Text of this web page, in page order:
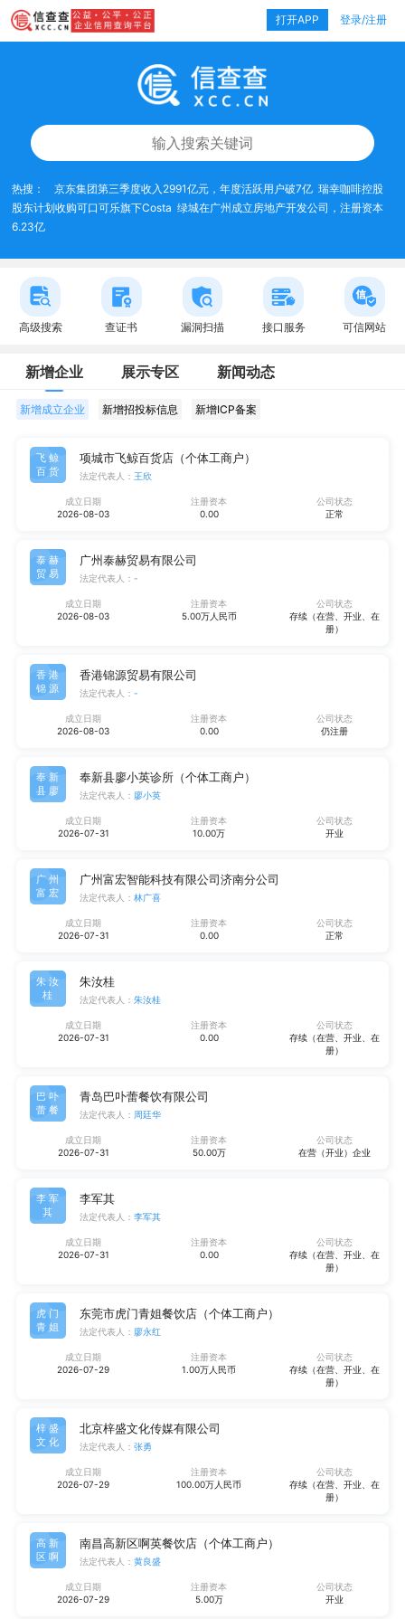
打开APP 登录/注册
热搜： 京东集团第三季度收入2991亿元，年度活跃用户破7亿 瑞幸咖啡控股
股东计划收购可口可乐旗下Costa 绿城在广州成立房地产开发公司，注册资本
6.23亿
高级搜索 查证书 漏洞扫描 接口服务 可信网站
新增企业 展示专区 新闻动态
新增成立企业 新增招投标信息 新增ICP备案
飞鲸
百货
项城市飞鲸百货店（个体工商户）
法定代表人： 王欣
成立日期
2026-08-03
注册资本
0.00
公司状态
正常
泰赫
贸易
广州泰赫贸易有限公司
法定代表人： -
成立日期
2026-08-03
注册资本
5.00万人民币
公司状态
存续（在营、开业、在
册）
香港
锦源
香港锦源贸易有限公司
法定代表人： -
成立日期
2026-08-03
注册资本
0.00
公司状态
仍注册
奉新
县廖
奉新县廖小英诊所（个体工商户）
法定代表人： 廖小英
成立日期
2026-07-31
注册资本
10.00万
公司状态
开业
广州
富宏
广州富宏智能科技有限公司济南分公司
法定代表人： 林广喜
成立日期
2026-07-31
注册资本
0.00
公司状态
正常
朱汝
桂
朱汝桂
法定代表人： 朱汝桂
成立日期
2026-07-31
注册资本
0.00
公司状态
存续（在营、开业、在
册）
巴卟
蕾餐
青岛巴卟蕾餐饮有限公司
法定代表人： 周廷华
成立日期
2026-07-31
注册资本
50.00万
公司状态
在营（开业）企业
李军
其
李军其
法定代表人： 李军其
成立日期
2026-07-31
注册资本
0.00
公司状态
存续（在营、开业、在
册）
虎门
青姐
东莞市虎门青姐餐饮店（个体工商户）
法定代表人： 廖永红
成立日期
2026-07-29
注册资本
1.00万人民币
公司状态
存续（在营、开业、在
册）
梓盛
文化
北京梓盛文化传媒有限公司
法定代表人： 张勇
成立日期
2026-07-29
注册资本
100.00万人民币
公司状态
存续（在营、开业、在
册）
高新
区啊
南昌高新区啊英餐饮店（个体工商户）
法定代表人： 黄良盛
成立日期
2026-07-29
注册资本
5.00万
公司状态
开业